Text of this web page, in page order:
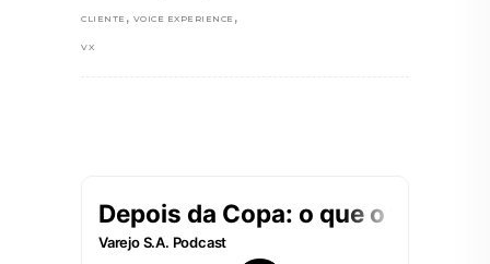
CLIENTE , VOICE EXPERIENCE ,
VX